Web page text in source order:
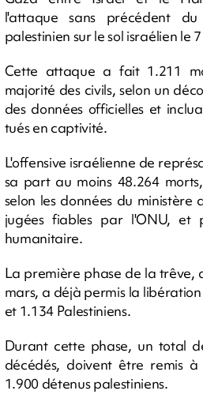
l'attaque sans précédent du
palestinien sur le sol israélien le
Cette attaque a fait 1.211
majorité des civils, selon un
des données officielles et
tués en captivité.
L'offensive israélienne de
sa part au moins 48.264
selon les données du
jugées fiables par l'ONU, et
humanitaire.
La première phase de la trêve,
mars, a déjà permis la
et 1.134 Palestiniens.
Durant cette phase, un total
décédés, doivent être remis
1.900 détenus palestiniens.